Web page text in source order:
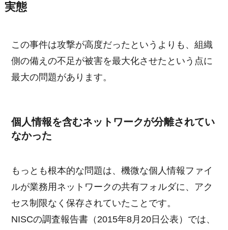
実態
この事件は攻撃が高度だったというよりも、組織
側の備えの不足が被害を最大化させたという点に
最大の問題があります。
個人情報を含むネットワークが分離されてい
なかった
もっとも根本的な問題は、機微な個人情報ファイ
ルが業務用ネットワークの共有フォルダに、アク
セス制限なく保存されていたことです。
NISCの調査報告書（2015年8月20日公表）では、